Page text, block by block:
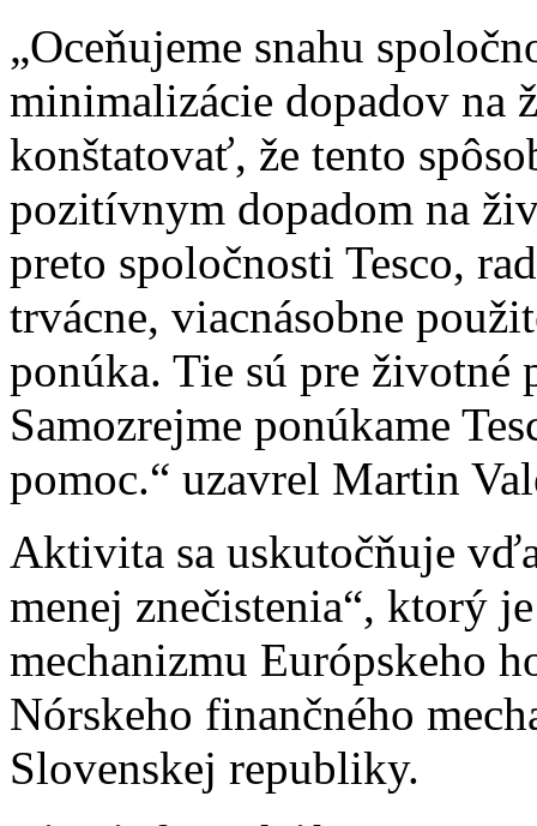
„Oceňujeme snahu
minimalizácie dopadov na
konštatovať, že tento
pozitívnym dopadom na
preto spoločnosti Tesco,
trvácne, viacnásobne
ponúka. Tie sú pre životné
Samozrejme ponúkame
pomoc.“ uzavrel Martin
Aktivita sa uskutočňuje
menej znečistenia“, ktorý
mechanizmu Európskeho
Nórskeho finančného
Slovenskej republiky.